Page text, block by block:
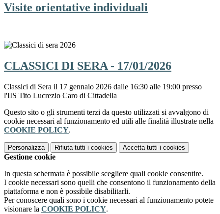
Visite orientative individuali
CLASSICI DI SERA - 17/01/2026
Classici di Sera il 17 gennaio 2026 dalle 16:30 alle 19:00 presso
l'IIS Tito Lucrezio Caro di Cittadella
Questo sito o gli strumenti terzi da questo utilizzati si avvalgono di
cookie necessari al funzionamento ed utili alle finalità illustrate nella
COOKIE POLICY.
Personalizza Rifiuta tutti i cookies Accetta tutti i cookies
Gestione cookie
In questa schermata è possibile scegliere quali cookie consentire.
I cookie necessari sono quelli che consentono il funzionamento della
piattaforma e non è possibile disabilitarli.
Per conoscere quali sono i cookie necessari al funzionamento potete
visionare la COOKIE POLICY.